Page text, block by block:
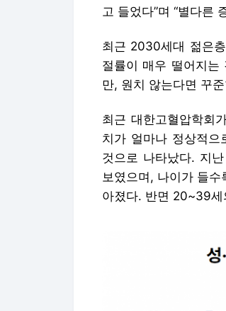
고 들었다”며 “별다른
최근 2030세대 젊은
절률이 매우 떨어지는
만, 원치 않는다면 꾸
최근 대한고혈압학회
치가 얼마나 정상적
것으로 나타났다. 지
보였으며, 나이가 들
아졌다. 반면 20~39